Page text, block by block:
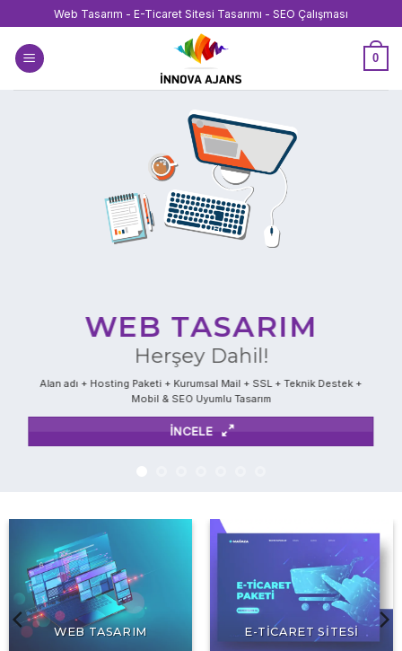
atla
Web Tasarım - E-Ticaret Sitesi Tasarımı - SEO Çalışması
0
WEB TASARIM
Herşey Dahil!
Alan adı + Hosting Paketi + Kurumsal Mail + SSL + Teknik Destek +
Mobil & SEO Uyumlu Tasarım
İNCELE
WEB TASARIM E-TICARET SITESI